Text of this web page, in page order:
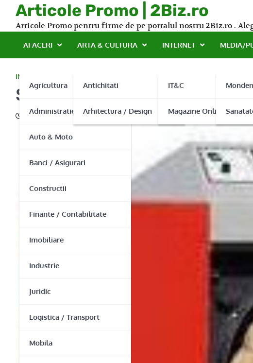
content
Articole Promo | 2Biz.ro
Articole Promo pentru firme de pe portalul nostru 2Biz.ro .
AFACERI
Agricultura
Administratie Publica
Auto & Moto
Banci / Asigurari
Constructii
Finante / Contabilitate
Imobiliare
Industrie
Juridic
Logistica / Transport
Mobila
ARTA & CULTURA
Antichitati
Arhitectura / Design
INTERNET
IT&C
Magazine Online
MEDIA/
Monden
INSTALATII
Sisteme de incalzire optima
05/01/2014